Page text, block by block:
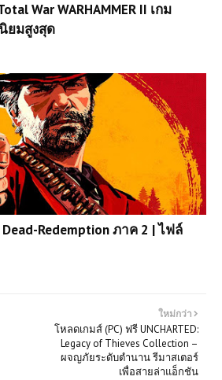
War WARHAMMER II เกม
ยมสูงสุด
Dead-Redemption ภาค 2 | ไฟล์
ใหม่กว่า
โหลดเกมส์ (PC) ฟรี UNCHARTED:
Legacy of Thieves Collection –
ผจญภัยระดับตำนาน รีมาสเตอร์
เพื่อสายล่าแอ็กชัน